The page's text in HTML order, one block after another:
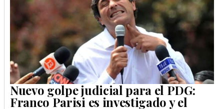
Nuevo golpe judicial para el PDG:
Franco Parisi es investigado y el